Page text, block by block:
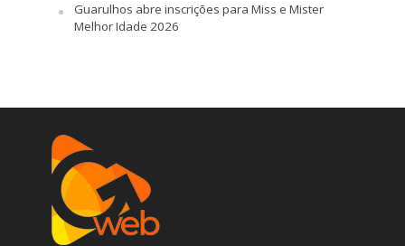
Guarulhos abre inscrições para Miss e Mister
Melhor Idade 2026